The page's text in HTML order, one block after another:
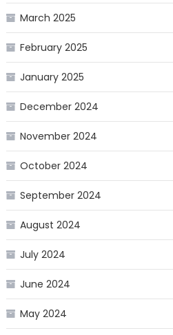
March 2025
February 2025
January 2025
December 2024
November 2024
October 2024
September 2024
August 2024
July 2024
June 2024
May 2024